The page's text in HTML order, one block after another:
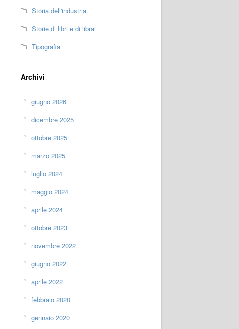
Storia dell'industria
Storie di libri e di librai
Tipografia
Archivi
giugno 2026
dicembre 2025
ottobre 2025
marzo 2025
luglio 2024
maggio 2024
aprile 2024
ottobre 2023
novembre 2022
giugno 2022
aprile 2022
febbraio 2020
gennaio 2020